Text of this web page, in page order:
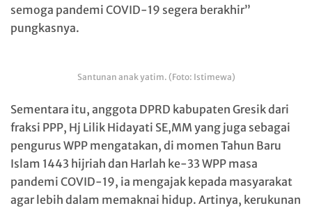
semoga pandemi COVID-19 segera berakhir”
pungkasnya.
Santunan anak yatim. (Foto: Istimewa)
Sementara itu, anggota DPRD kabupaten Gresik dari
fraksi PPP, Hj Lilik Hidayati SE,MM yang juga sebagai
pengurus WPP mengatakan, di momen Tahun Baru
Islam 1443 hijriah dan Harlah ke-33 WPP masa
pandemi COVID-19, ia mengajak kepada masyarakat
agar lebih dalam memaknai hidup. Artinya, kerukunan